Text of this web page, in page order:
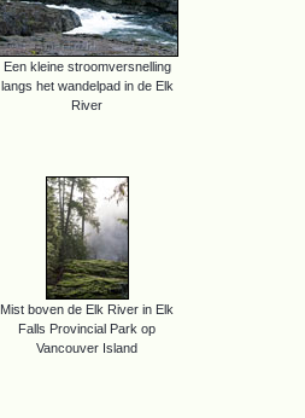
Een kleine stroomversnelling
langs het wandelpad in de Elk
River
Mist boven de Elk River in Elk
Falls Provincial Park op
Vancouver Island